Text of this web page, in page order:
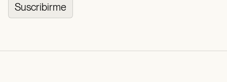
Suscribirme